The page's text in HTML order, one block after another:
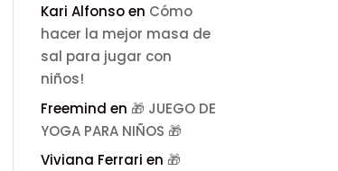
Kari Alfonsoen Cómo
hacer la mejor masa de
sal para jugar con
niños!
Freemind en 🎁 JUEGO DE
YOGA PARA NIÑOS 🎁
Viviana Ferrari en 🎁